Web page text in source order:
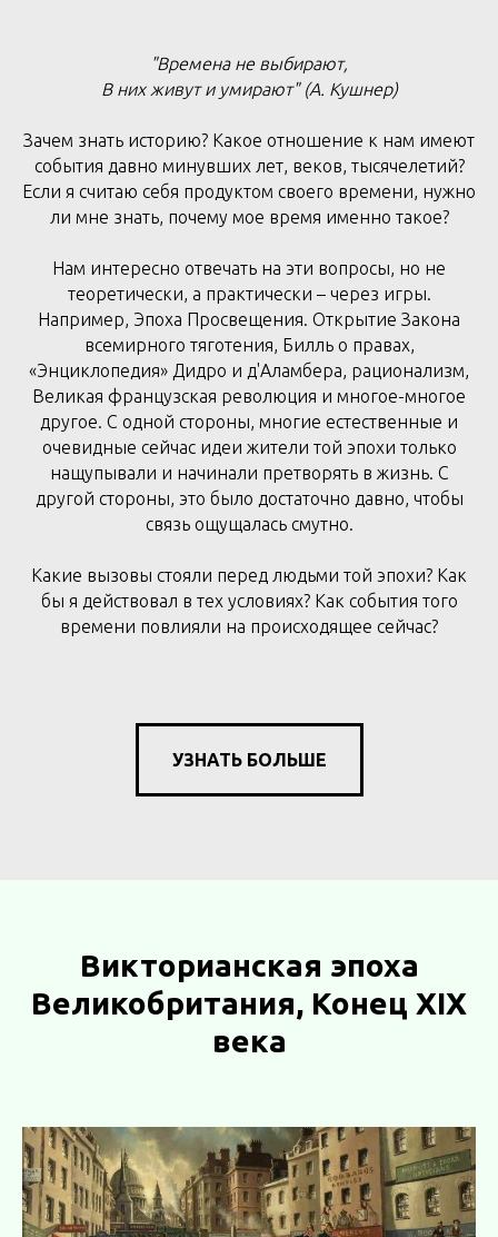
"Времена не выбирают,
В них живут и умирают" (А. Кушнер)
Зачем знать историю? Какое отношение к нам имеют
события давно минувших лет, веков, тысячелетий?
Если я считаю себя продуктом своего времени, нужно
ли мне знать, почему мое время именно такое?
Нам интересно отвечать на эти вопросы, но не
теоретически, а практически – через игры.
Например, Эпоха Просвещения. Открытие Закона
всемирного тяготения, Билль о правах,
«Энциклопедия» Дидро и д'Аламбера, рационализм,
Великая французская революция и многое-многое
другое. С одной стороны, многие естественные и
очевидные сейчас идеи жители той эпохи только
нащупывали и начинали претворять в жизнь. С
другой стороны, это было достаточно давно, чтобы
связь ощущалась смутно.
Какие вызовы стояли перед людьми той эпохи? Как
бы я действовал в тех условиях? Как события того
времени повлияли на происходящее сейчас?
УЗНАТЬ БОЛЬШЕ
Викторианская эпоха
Великобритания, Конец XIX
века